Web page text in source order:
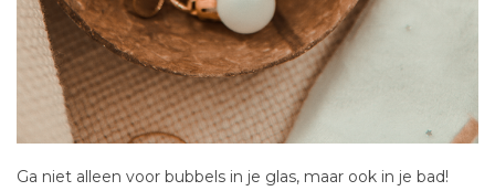
Ga niet alleen voor bubbels in je glas, maar ook in je bad!